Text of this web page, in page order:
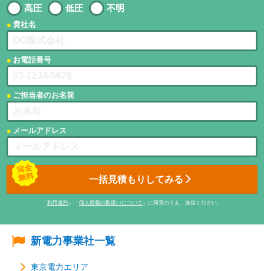
高圧 低圧 不明
貴社名
お電話番号
ご担当者のお名前
メールアドレス
一括見積もりしてみる
「 利用規約 」「 個人情報の取扱いについて 」に同意のうえ、送信ください。
新電力事業社一覧
東京電力エリア